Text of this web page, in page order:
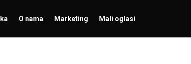
O nama Marketing Mali oglasi